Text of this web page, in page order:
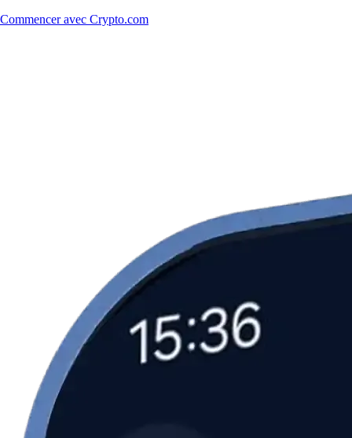
Commencer avec Crypto.com